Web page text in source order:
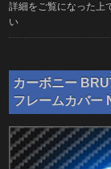
詳細をご覧になった上
い
カーボニー
フレームカバー